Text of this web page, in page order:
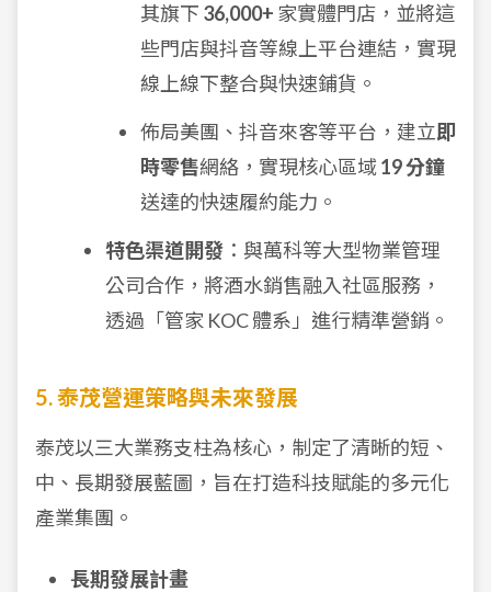
其旗下 36,000+ 家實體門店，並將這
些門店與抖音等線上平台連結，實現
線上線下整合與快速鋪貨。
佈局美團、抖音來客等平台，建立即
時零售網絡，實現核心區域19 分鐘
送達的快速履約能力。
特色渠道開發 ：與萬科等大型物業管理
公司合作，將酒水銷售融入社區服務，
透過「管家 KOC 體系」進行精準營銷。
5. 泰茂營運策略與未來發展
泰茂以三大業務支柱為核心，制定了清晰的短、
中、長期發展藍圖，旨在打造科技賦能的多元化
產業集團。
長期發展計畫